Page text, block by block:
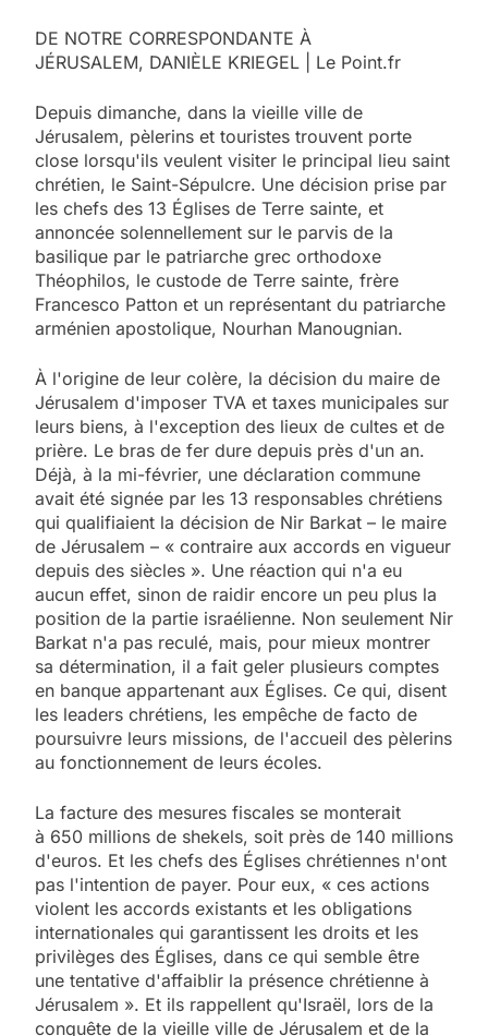
DE NOTRE CORRESPONDANTE À
JÉRUSALEM, DANIÈLE KRIEGEL | Le Point.fr
Depuis dimanche, dans la vieille ville de
Jérusalem, pèlerins et touristes trouvent porte
close lorsqu'ils veulent visiter le principal lieu saint
chrétien, le Saint-Sépulcre. Une décision prise par
les chefs des 13 Églises de Terre sainte, et
annoncée solennellement sur le parvis de la
basilique par le patriarche grec orthodoxe
Théophilos, le custode de Terre sainte, frère
Francesco Patton et un représentant du patriarche
arménien apostolique, Nourhan Manougnian.
À l'origine de leur colère, la décision du maire de
Jérusalem d'imposer TVA et taxes municipales sur
leurs biens, à l'exception des lieux de cultes et de
prière. Le bras de fer dure depuis près d'un an.
Déjà, à la mi-février, une déclaration commune
avait été signée par les 13 responsables chrétiens
qui qualifiaient la décision de Nir Barkat – le maire
de Jérusalem – « contraire aux accords en vigueur
depuis des siècles ». Une réaction qui n'a eu
aucun effet, sinon de raidir encore un peu plus la
position de la partie israélienne. Non seulement Nir
Barkat n'a pas reculé, mais, pour mieux montrer
sa détermination, il a fait geler plusieurs comptes
en banque appartenant aux Églises. Ce qui, disent
les leaders chrétiens, les empêche de facto de
poursuivre leurs missions, de l'accueil des pèlerins
au fonctionnement de leurs écoles.
La facture des mesures fiscales se monterait
à 650 millions de shekels, soit près de 140 millions
d'euros. Et les chefs des Églises chrétiennes n'ont
pas l'intention de payer. Pour eux, « ces actions
violent les accords existants et les obligations
internationales qui garantissent les droits et les
privilèges des Églises, dans ce qui semble être
une tentative d'affaiblir la présence chrétienne à
Jérusalem ». Et ils rappellent qu'Israël, lors de la
conquête de la vieille ville de Jérusalem et de la